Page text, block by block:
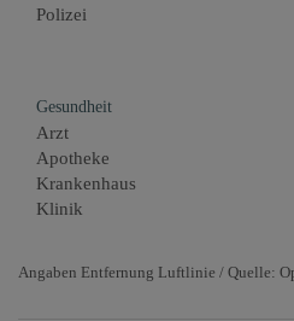
Polizei
Gesundheit
Arzt
Apotheke
Krankenhaus
Klinik
Angaben Entfernung Luftlinie / Quelle: